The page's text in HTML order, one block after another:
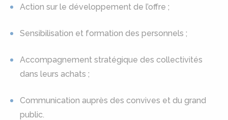
Action sur le développement de l’offre ;
Sensibilisation et formation des personnels ;
Accompagnement stratégique des collectivités
dans leurs achats ;
Communication auprès des convives et du grand
public.